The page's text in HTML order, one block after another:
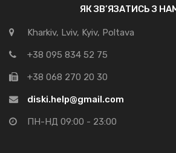
ЯК ЗВ’ЯЗАТИСЬ З
Kharkiv, Lviv, Kyiv, Poltava
+38 095 834 52 75
+38 068 270 20 30
diski.help@gmail.com
ПН-НД 09:00 - 23:00